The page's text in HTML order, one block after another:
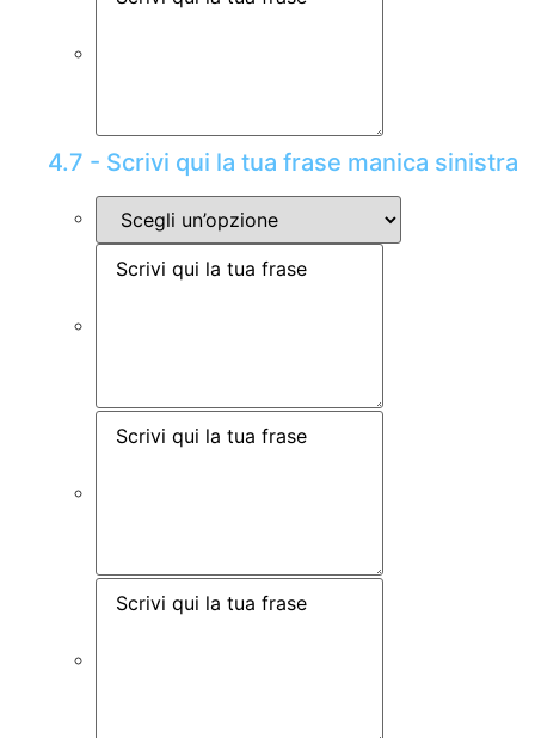
4.7 - Scrivi qui la tua frase manica sinistra